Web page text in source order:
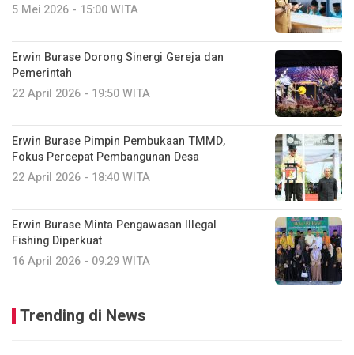
5 Mei 2026 - 15:00 WITA
Erwin Burase Dorong Sinergi Gereja dan
Pemerintah
22 April 2026 - 19:50 WITA
Erwin Burase Pimpin Pembukaan TMMD,
Fokus Percepat Pembangunan Desa
22 April 2026 - 18:40 WITA
Erwin Burase Minta Pengawasan Illegal
Fishing Diperkuat
16 April 2026 - 09:29 WITA
Trending di News